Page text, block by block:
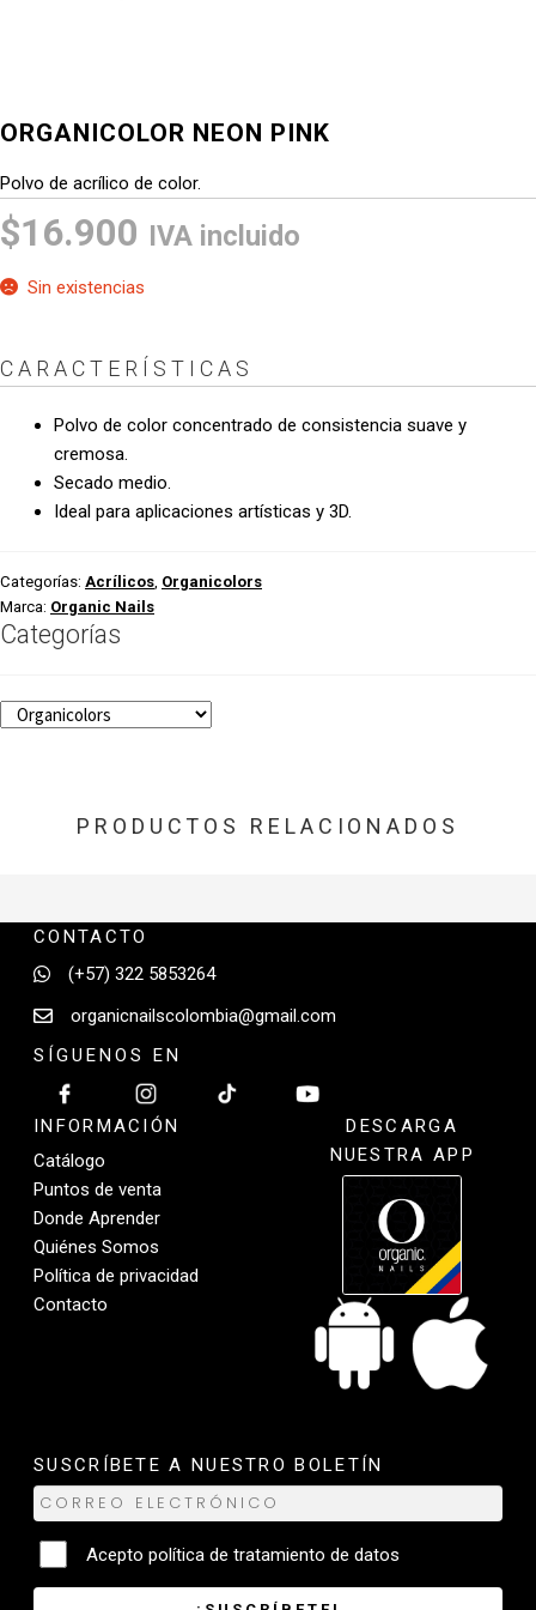
ORGANICOLOR NEON PINK
Polvo de acrílico de color.
$16.900 IVA incluido
Sin existencias
CARACTERÍSTICAS
Polvo de color concentrado de consistencia suave y
cremosa.
Secado medio.
Ideal para aplicaciones artísticas y 3D.
Categorías: Acrílicos Organicolors
Marca: Organic Nails
Categorías
PRODUCTOS RELACIONADOS
CONTACTO
(+57) 322 5853264
organicnailscolombia@gmail.com
SÍGUENOS EN
INFORMACIÓN
Catálogo
Puntos de venta
Donde Aprender
Quiénes Somos
Política de privacidad
Contacto
DESCARGA
NUESTRA APP
SUSCRÍBETE A NUESTRO BOLETÍN
Acepto política de tratamiento de datos